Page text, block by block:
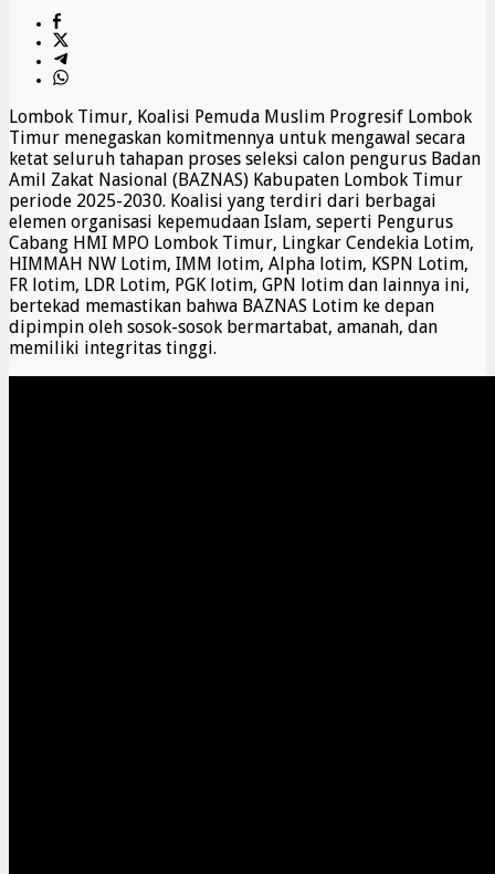
Lombok Timur, Koalisi Pemuda Muslim Progresif Lombok
Timur menegaskan komitmennya untuk mengawal secara
ketat seluruh tahapan proses seleksi calon pengurus Badan
Amil Zakat Nasional (BAZNAS) Kabupaten Lombok Timur
periode 2025-2030. Koalisi yang terdiri dari berbagai
elemen organisasi kepemudaan Islam, seperti Pengurus
Cabang HMI MPO Lombok Timur, Lingkar Cendekia Lotim,
HIMMAH NW Lotim, IMM lotim, Alpha lotim, KSPN Lotim,
FR lotim, LDR Lotim, PGK lotim, GPN lotim dan lainnya ini,
bertekad memastikan bahwa BAZNAS Lotim ke depan
dipimpin oleh sosok-sosok bermartabat, amanah, dan
memiliki integritas tinggi.